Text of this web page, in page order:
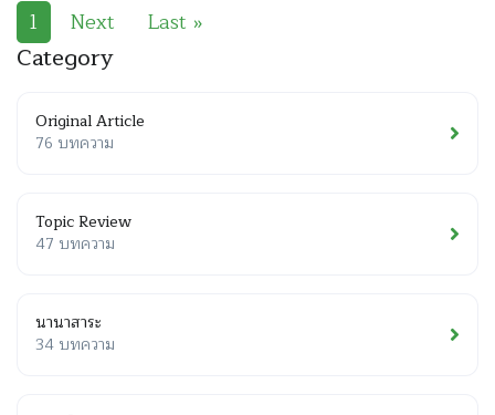
1 Next Last »
Category
Original Article
76 บทความ
Topic Review
47 บทความ
นานาสาระ
34 บทความ